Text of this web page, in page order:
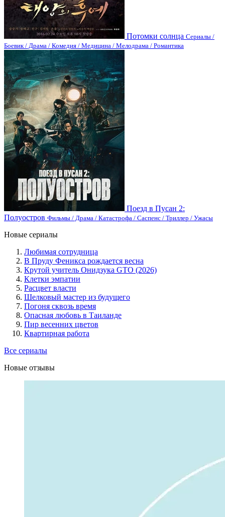
Потомки солнца Сериалы /
Боевик / Драма / Комедия / Медицина / Мелодрама / Романтика
Поезд в Пусан 2:
Полуостров Фильмы / Драма / Катастрофа / Саспенс / Триллер / Ужасы
Новые сериалы
Любимая сотрудница
В Пруду Феникса рождается весна
Крутой учитель Онидзука GTO (2026)
Клетки эмпатии
Расцвет власти
Шелковый мастер из будущего
Погоня сквозь время
Опасная любовь в Таиланде
Пир весенних цветов
Квартирная работа
Все сериалы
Новые отзывы